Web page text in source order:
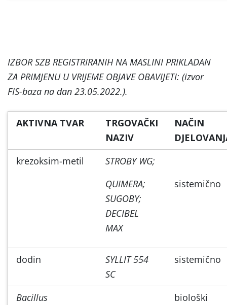
IZBOR SZB REGISTRIRANIH NA MASLINI PRIKLADAN
ZA PRIMJENU U VRIJEME OBJAVE OBAVIJETI: (izvor
FIS-baza na dan 23.05.2022.).
AKTIVNA TVAR
TRGOVAČKI
NAZIV
NAČIN
krezoksim-metil
STROBY WG;
QUIMERA;
SUGOBY;
DECIBEL
MAX
sistemično
dodin
SYLLIT 554
SC
sistemično
Bacillus
biološki